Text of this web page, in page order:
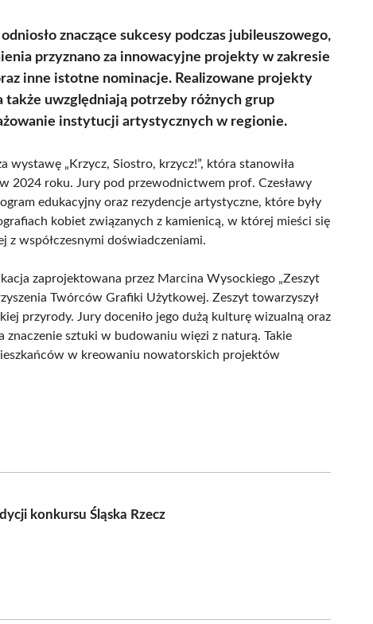
znaczące sukcesy podczas jubileuszowego,
przyznano za innowacyjne projekty w zakresie
inne istotne nominacje. Realizowane projekty
uwzględniają potrzeby różnych grup
instytucji artystycznych w regionie.
„Krzycz, Siostro, krzycz!”, która stanowiła
2024 roku. Jury pod przewodnictwem prof. Czesławy
edukacyjny oraz rezydencje artystyczne, które były
kobiet związanych z kamienicą, w której mieści się
współczesnymi doświadczeniami.
zaprojektowana przez Marcina Wysockiego „Zeszyt
Twórców Grafiki Użytkowej. Zeszyt towarzyszył
przyrody. Jury doceniło jego dużą kulturę wizualną oraz
sztuki w budowaniu więzi z naturą. Takie
w kreowaniu nowatorskich projektów
konkursu Śląska Rzecz